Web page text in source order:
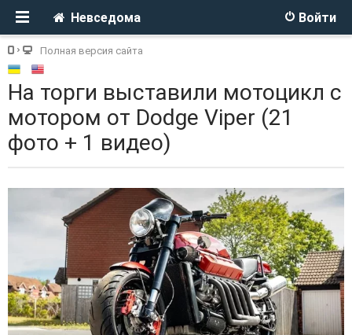
Войти
Невседома
Полная версия сайта
На торги выставили мотоцикл с
мотором от Dodge Viper (21
фото + 1 видео)